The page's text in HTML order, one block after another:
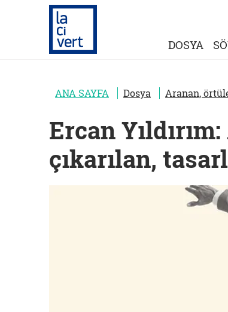
DOSYA
ANA SAYFA Dosya Aranan,
Ercan
çıkarılan,